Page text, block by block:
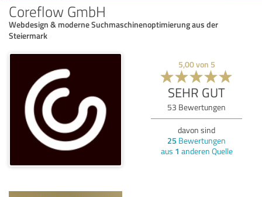
Coreflow GmbH
Webdesign & moderne Suchmaschinenoptimierung aus der
Steiermark
5,00von 5
SEHR GUT
53 Bewertungen
davon sind
25 Bewertungen
aus 1 anderen Quelle